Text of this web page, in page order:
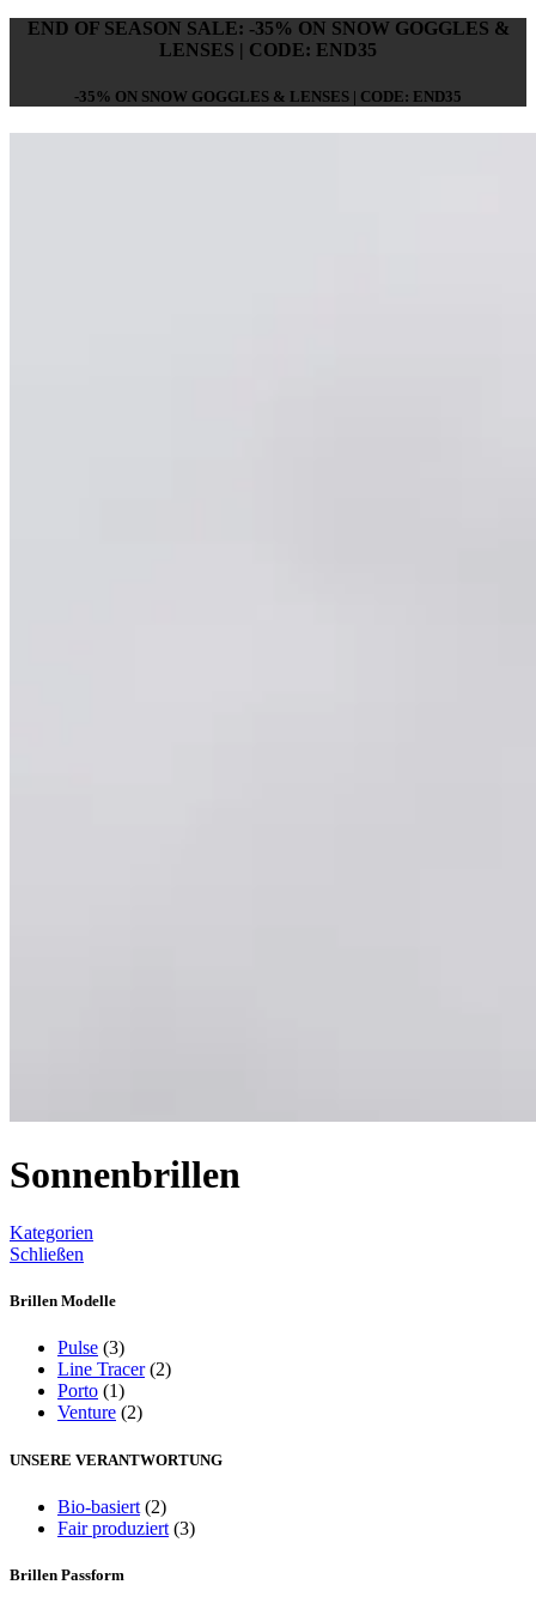
END OF SEASON SALE: -35% ON SNOW GOGGLES &
LENSES | CODE: END35
-35% ON SNOW GOGGLES & LENSES | CODE: END35
Sonnenbrillen
Kategorien
Schließen
Brillen Modelle
Pulse (3)
Line Tracer (2)
Porto (1)
Venture (2)
UNSERE VERANTWORTUNG
Bio-basiert (2)
Fair produziert (3)
Brillen Passform